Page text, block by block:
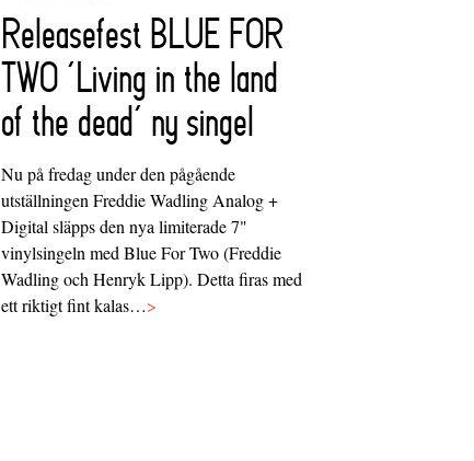
Releasefest BLUE FOR
TWO ‘Living in the land
of the dead’ ny singel
Nu på fredag under den pågående
utställningen Freddie Wadling Analog +
Digital släpps den nya limiterade 7"
vinylsingeln med Blue For Two (Freddie
Wadling och Henryk Lipp). Detta firas med
ett riktigt fint kalas…>